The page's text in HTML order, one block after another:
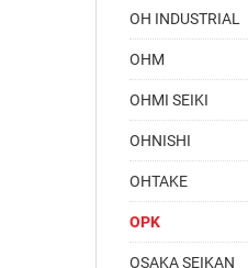
OH INDUSTRIAL
OHM
OHMI SEIKI
OHNISHI
OHTAKE
OPK
OSAKA SEIKAN